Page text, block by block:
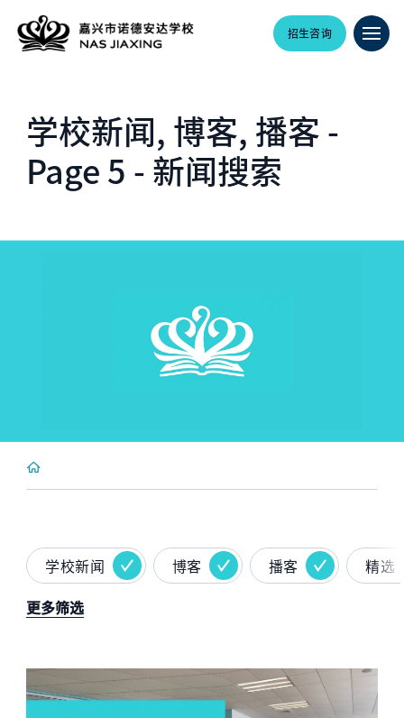
招生咨询
学校新闻, 博客, 播客 -
Page 5 - 新闻搜索
学校新闻 博客 播客
精选
更多筛选